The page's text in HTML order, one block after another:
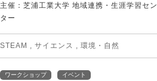
主催：芝浦工業大学 地域連携・生涯学習セン
ター
STEAM サイエンス 環境・自然
ワークショップ イベント